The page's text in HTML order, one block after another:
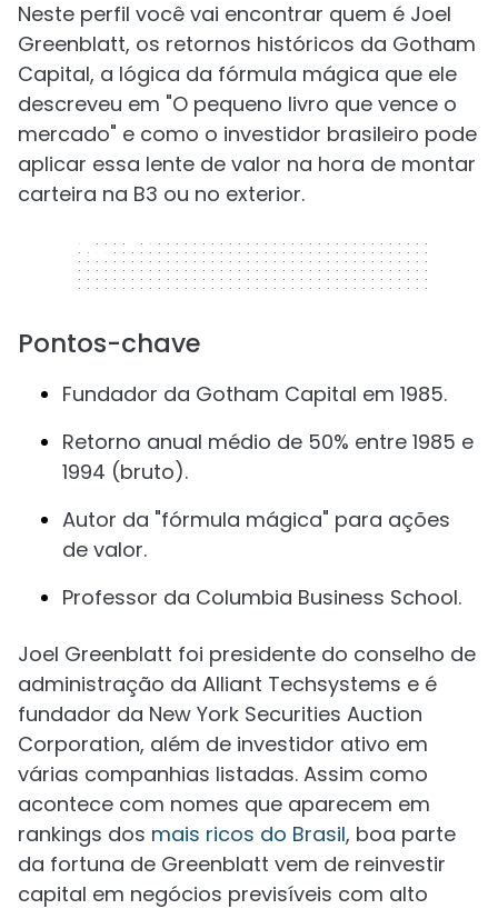
Neste perfil você vai encontrar quem é Joel
Greenblatt, os retornos históricos da Gotham
Capital, a lógica da fórmula mágica que ele
descreveu em "O pequeno livro que vence o
mercado" e como o investidor brasileiro pode
aplicar essa lente de valor na hora de montar
carteira na B3 ou no exterior.
320 x 50
Pontos-chave
Fundador da Gotham Capital em 1985.
Retorno anual médio de 50% entre 1985 e
1994 (bruto).
Autor da "fórmula mágica" para ações
de valor.
Professor da Columbia Business School.
Joel Greenblatt foi presidente do conselho de
administração da Alliant Techsystems e é
fundador da New York Securities Auction
Corporation, além de investidor ativo em
várias companhias listadas. Assim como
acontece com nomes que aparecem em
rankings dos mais ricos do Brasil, boa parte
da fortuna de Greenblatt vem de reinvestir
capital em negócios previsíveis com alto